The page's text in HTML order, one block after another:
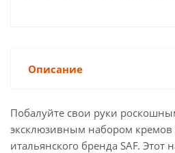
Описание
Побалуйте свои руки
эксклюзивным набором кремов
итальянского бренда SAF. Этот